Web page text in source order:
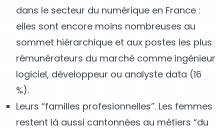
dans le secteur du numérique en France :
elles sont encore moins nombreuses au
sommet hiérarchique et aux postes les plus
rémunérateurs du marché comme ingénieur
logiciel, développeur ou analyste data (16
%).
Leurs “familles profesionnelles”. Les femmes
restent là aussi cantonnées au métiers “du